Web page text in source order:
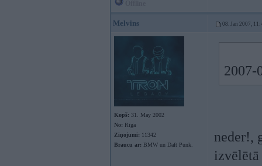
Melvins 08. Jan 2007,
Kopš: 31. May 2002
No: Rīga
Ziņojumi: 11342
Braucu ar: BMW un Daft Punk.
2007-
neder!,
izvēlētā